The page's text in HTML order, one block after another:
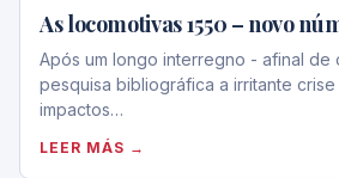
As locomotivas 1550 – novo
Após um longo interregno - afinal de
pesquisa bibliográfica a irritante crise
impactos…
LEER MÁS →